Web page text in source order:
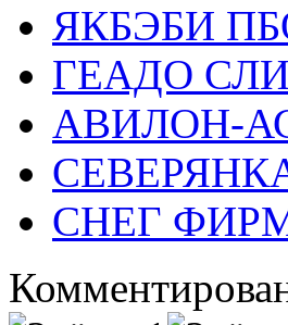
ЯКБЭБИ
ГЕАДО
АВИЛОН-
СНЕГ